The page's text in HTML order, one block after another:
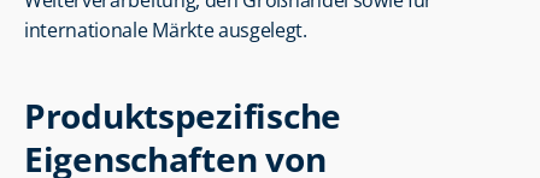
internationale Märkte ausgelegt.
Produktspezifische
Eigenschaften von